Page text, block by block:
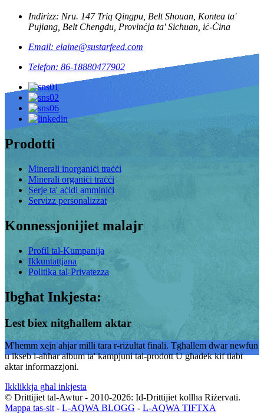
Indirizz: Nru. 147 Triq Qingpu, Belt Shouan, Kontea ta'
Pujiang, Belt Chengdu, Provinċja ta' Sichuan, iċ-Ċina
Email: elaine@sustarfeed.com
Telefon: 86-18880477902
Prodotti
Minerali inorganiċi traċċi
Minerali organiċi traċċi
Serje ta' aċidi amminiċi
Servizz personalizzat
Konnessjonijiet malajr
Profil tal-Kumpanija
Ikkuntattjana
Politika tal-Privatezza
Ibgħat Inkjesta:
Lest biex nitgħallem aktar
M'hemm xejn aħjar milli tara r-riżultat finali. Tgħallem dwar newfun
u ikseb l-aħħar album ta' kampjuni tal-prodott U għadek kif tlabt
aktar informazzjoni.
Ikklikkja għal inkjesta
© Drittijiet tal-Awtur - 2010-2026: Id-Drittijiet kollha Riżervati.
Mappa tas-sit - L-AQWA BLOGG - L-AQWA TIFTXA